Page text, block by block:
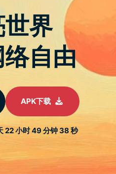
器下载
控，
安全，
理每